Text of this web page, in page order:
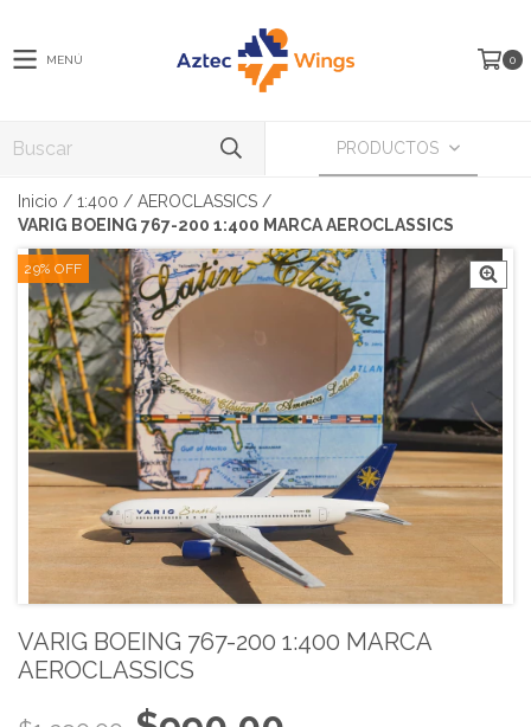
MENÚ 0
PRODUCTOS
Inicio / 1:400 / AEROCLASSICS /
VARIG BOEING 767-200 1:400 MARCA AEROCLASSICS
29% OFF
VARIG BOEING 767-200 1:400 MARCA
AEROCLASSICS